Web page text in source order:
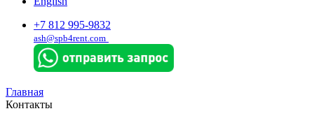
+7 812 995-9832
ash@spb4rent.com
Главная
Контакты